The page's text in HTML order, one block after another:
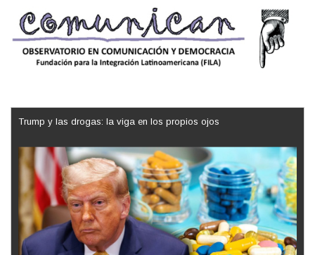
Trump y las drogas: la viga en los propios ojos